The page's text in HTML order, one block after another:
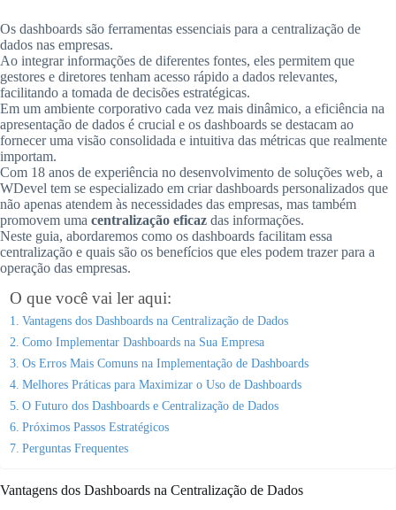
Os dashboards são ferramentas essenciais para a centralização de
dados nas empresas.
Ao integrar informações de diferentes fontes, eles permitem que
gestores e diretores tenham acesso rápido a dados relevantes,
facilitando a tomada de decisões estratégicas.
Em um ambiente corporativo cada vez mais dinâmico, a eficiência na
apresentação de dados é crucial e os dashboards se destacam ao
fornecer uma visão consolidada e intuitiva das métricas que realmente
importam.
Com 18 anos de experiência no desenvolvimento de soluções web, a
WDevel tem se especializado em criar dashboards personalizados que
não apenas atendem às necessidades das empresas, mas também
promovem uma centralização eficaz das informações.
Neste guia, abordaremos como os dashboards facilitam essa
centralização e quais são os benefícios que eles podem trazer para a
operação das empresas.
O que você vai ler aqui:
Vantagens dos Dashboards na Centralização de Dados
Como Implementar Dashboards na Sua Empresa
Os Erros Mais Comuns na Implementação de Dashboards
Melhores Práticas para Maximizar o Uso de Dashboards
O Futuro dos Dashboards e Centralização de Dados
Próximos Passos Estratégicos
Perguntas Frequentes
Vantagens dos Dashboards na Centralização de Dados